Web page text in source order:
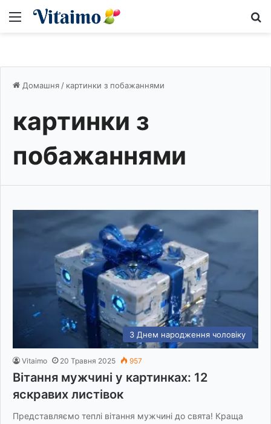
Меню
Домашня / картинки з побажаннями
картинки з
побажаннями
З Днем народження чоловіку
Vitaimo 20 Травня 2025 957
Вітання мужчині у картинках: 12
яскравих листівок
Представляємо теплі вітання мужчині до свята! Краща